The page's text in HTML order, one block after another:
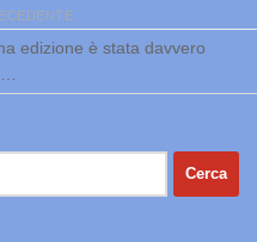
edizione è stata davvero